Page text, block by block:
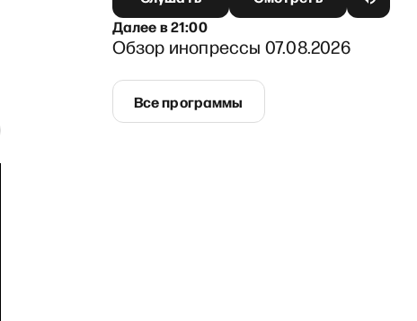
Далеев21:00
Обзор инопрессы 07.08.2026
Все программы